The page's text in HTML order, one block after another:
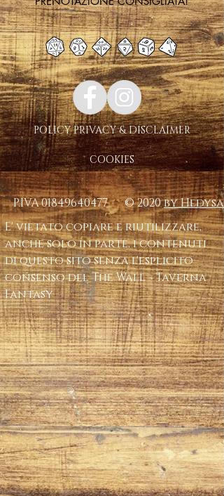
POLICY PRIVACY & DISCLAIMER
COOKIES
P.IVA01849640477© 2020by Hedysa
E' vietato copiare e riutilizzare,
anche solo in parte, i contenuti
di questo sito senza l'esplicito
consenso del The Wall - Taverna
Fantasy